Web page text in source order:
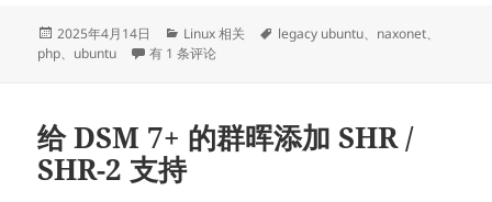
发
布
2025年4月14日
分
类
Linux 相关
标
legacy ubuntu、 naxonet、
php、 ubuntu 为 Ubuntu 16.04 / 18.04 / 20.04 / 22.04 添加 ppa:ondrej/
有 1 条评论
给 DSM 7+ 的群晖添加 SHR /
SHR-2 支持